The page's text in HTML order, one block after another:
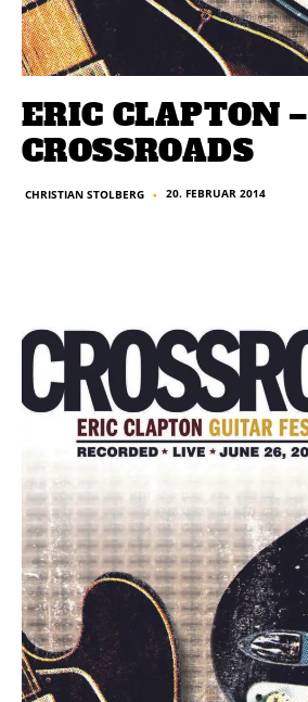
ERIC CLAPTON –
CROSSROADS
CHRISTIAN STOLBERG ■ 20. FEBRUAR 2014